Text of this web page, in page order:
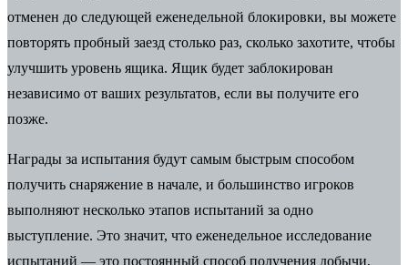
отменен до следующей еженедельной блокировки, вы можете
повторять пробный заезд столько раз, сколько захотите, чтобы
улучшить уровень ящика. Ящик будет заблокирован
независимо от ваших результатов, если вы получите его
позже.
Награды за испытания будут самым быстрым способом
получить снаряжение в начале, и большинство игроков
выполняют несколько этапов испытаний за одно
выступление. Это значит, что еженедельное исследование
испытаний — это постоянный способ получения добычи,